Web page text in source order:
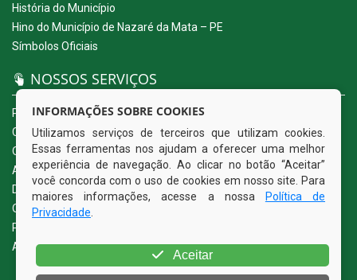
História do Município
Hino do Município de Nazaré da Mata – PE
Símbolos Oficiais
NOSSOS SERVIÇOS
Portal da Transparência
Carta de Serviços ao Usuário
Ouvidoria Eletrônica
Acesso a Informação (eSIC)
Diário Oficial
Quadro de Avisos
Política de Privacidade
Acessibilidade
INFORMAÇÕES SOBRE COOKIES
Utilizamos serviços de terceiros que utilizam cookies.
Essas ferramentas nos ajudam a oferecer uma melhor
experiência de navegação. Ao clicar no botão “Aceitar”
você concorda com o uso de cookies em nosso site. Para
maiores informações, acesse a nossa
Política de
Privacidade
Aceitar